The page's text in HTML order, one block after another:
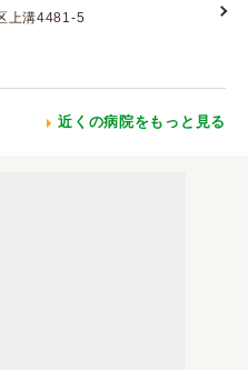
上溝4481-5
近くの病院をもっと見る